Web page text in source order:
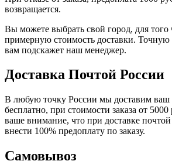
возвращается.
Вы можете выбрать свой город, для того
примерную стоимость доставки. Точную
вам подскажет наш менеджер.
Доставка Почтой России
В любую точку России мы доставим ваш
бесплатно, при стоимости заказа от
ваше внимание, что при доставке
внести 100% предоплату по заказу.
Самовывоз